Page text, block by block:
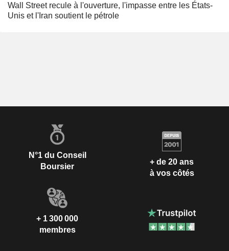
Wall Street recule à l'ouverture, l'impasse entre les États-
Unis et l'Iran soutient le pétrole
N°1 du Conseil
Boursier
+ de 20 ans
à vos côtés
+ 1 300 000
membres